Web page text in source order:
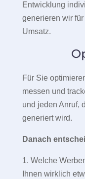
Entwicklung
generieren wir
Umsatz.
Für Sie
messen und
und jeden Anruf,
generiert wird.
Danach
1. Welche
Ihnen wirklich